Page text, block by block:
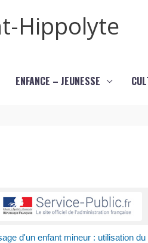
Hippolyte
ENFANCE – JEUNESSE
d'un enfant mineur : utilisation du